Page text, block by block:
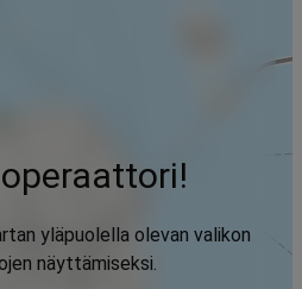
yläpuolella olevan valikon
näyttämiseksi.